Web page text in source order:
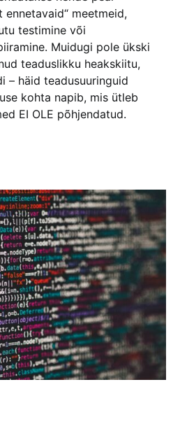
ennetavaid“ meetmeid,
testimine või
Muidugi pole ükski
teaduslikku heakskiitu,
– häid teadusuuringuid
kohta napib, mis ütleb
EI OLE põhjendatud.